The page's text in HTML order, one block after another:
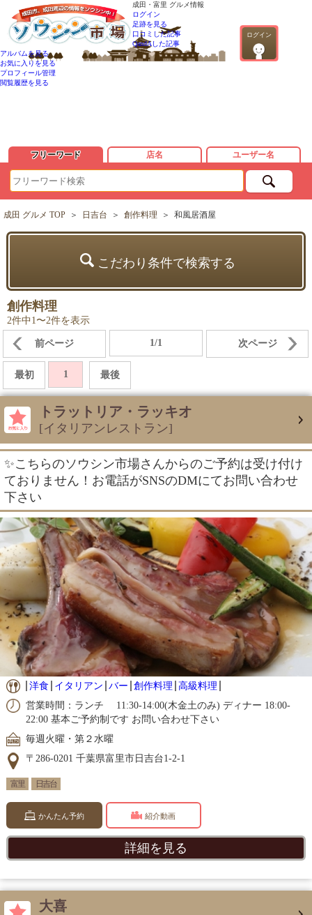
成田・富里 グルメ情報
ログイン
ログイン
足跡を見る
口コミした記事
QandAした記事
アルバムを見る
お気に入りを見る
プロフィール管理
閲覧履歴を見る
フリーワード 店名 ユーザー名
成田 グルメ TOP ＞ 日吉台 ＞ 創作料理 ＞ 和風居酒屋
こだわり条件で検索する
創作料理
2件中1〜2件を表示
前ページ 1/1 次ページ
最初 1 最後
トラットリア・ラッキオ
[イタリアンレストラン]
✨こちらのソウシン市場さんからのご予約は受け付け
ておりません！お電話がSNSのDMにてお問い合わせ
下さい
洋食 イタリアン バー 創作料理 高級料理
営業時間：ランチ 11:30-14:00(木金土のみ) ディナー 18:00-
22:00 基本ご予約制です お問い合わせ下さい
毎週火曜・第２水曜
〒286-0201 千葉県富里市日吉台1-2-1
富里 日吉台
かんたん予約 紹介動画
詳細を見る
大喜